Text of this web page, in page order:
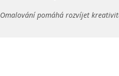
Omalování pomáhá rozvíjet